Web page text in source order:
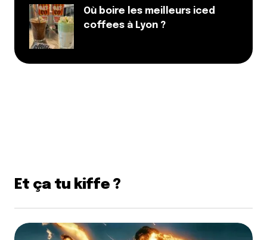
Où boire les meilleurs iced
coffees à Lyon ?
Et ça tu kiffe ?